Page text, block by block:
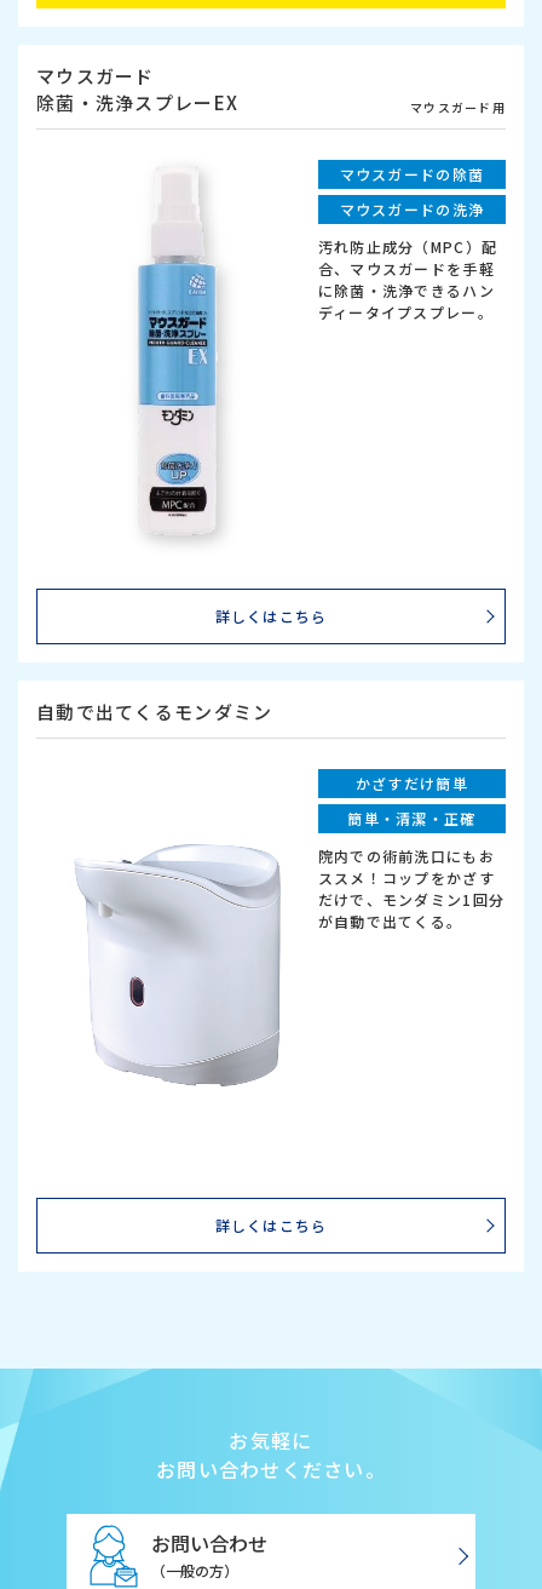
マウスガード
除菌・洗浄スプレーEX
マウスガード用
マウスガードの除菌
マウスガードの洗浄
汚れ防止成分（MPC）配
合、マウスガードを手軽
に除菌・洗浄できるハン
ディータイプスプレー。
詳しくはこちら
自動で出てくるモンダミン
かざすだけ簡単
簡単・清潔・正確
院内での術前洗口にもお
ススメ！コップをかざす
だけで、モンダミン1回分
が自動で出てくる。
詳しくはこちら
お気軽に
お問い合わせください。
お問い合わせ
（一般の方）